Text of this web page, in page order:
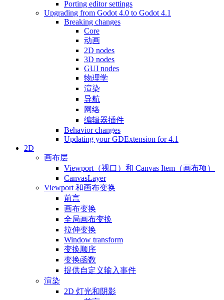
Porting editor settings
Upgrading from Godot 4.0 to Godot 4.1
Breaking changes
Core
动画
2D nodes
3D nodes
GUI nodes
物理学
渲染
导航
网络
编辑器插件
Behavior changes
Updating your GDExtension for 4.1
2D
画布层
Viewport（视口）和 Canvas Item（画布项）
CanvasLayer
Viewport 和画布变换
前言
画布变换
全局画布变换
拉伸变换
Window transform
变换顺序
变换函数
提供自定义输入事件
渲染
2D 灯光和阴影